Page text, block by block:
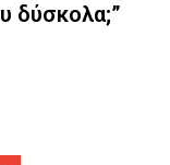
δύσκολα;”